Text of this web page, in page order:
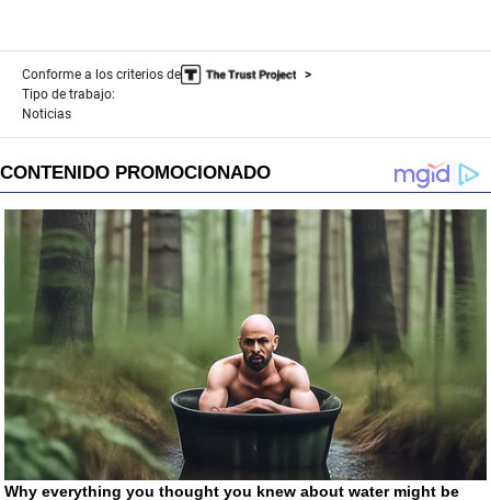
Conforme a los criterios de
Tipo de trabajo:
Noticias